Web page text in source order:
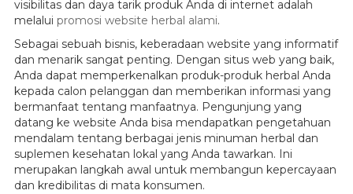
visibilitas dan daya tarik produk Anda di internet adalah
melalui promosi website herbal alami.
Sebagai sebuah bisnis, keberadaan website yang informatif
dan menarik sangat penting. Dengan situs web yang baik,
Anda dapat memperkenalkan produk-produk herbal Anda
kepada calon pelanggan dan memberikan informasi yang
bermanfaat tentang manfaatnya. Pengunjung yang
datang ke website Anda bisa mendapatkan pengetahuan
mendalam tentang berbagai jenis minuman herbal dan
suplemen kesehatan lokal yang Anda tawarkan. Ini
merupakan langkah awal untuk membangun kepercayaan
dan kredibilitas di mata konsumen.